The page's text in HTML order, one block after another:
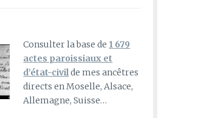
Consulter la base de 1 679
actes paroissiaux et
d’état-civilde mes ancêtres
directs en Moselle, Alsace,
Allemagne, Suisse…